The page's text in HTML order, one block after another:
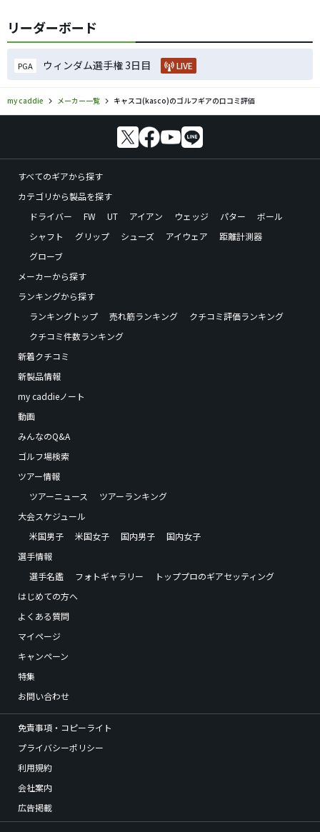
リーダーボード
PGA ウィンダム選手権 3日目 LIVE
my caddie メーカー一覧 キャスコ(kasco)のゴルフギアの口コミ評価
すべてのギアから探す
カテゴリから製品を探す
ドライバー
FW UT アイアン ウェッジ パター
ボール
シャフト
グリップ シューズ アイウェア
距離計測器
グローブ
メーカーから探す
ランキングから探す
ランキングトップ
売れ筋ランキング
クチコミ評価ランキング
クチコミ件数ランキング
新着クチコミ
新製品情報
my caddieノート
動画
みんなのQ&A
ゴルフ場検索
ツアー情報
ツアーニュース
ツアーランキング
大会スケジュール
米国男子
米国女子 国内男子
国内女子
選手情報
選手名鑑
フォトギャラリー
トッププロのギアセッティング
はじめての方へ
よくある質問
マイページ
キャンペーン
特集
お問い合わせ
免責事項・コピーライト
プライバシーポリシー
利用規約
会社案内
広告掲載